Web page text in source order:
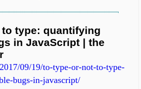
type: quantifying
in JavaScript | the
09/19/to-type-or-not-to-type-
bugs-in-javascript/